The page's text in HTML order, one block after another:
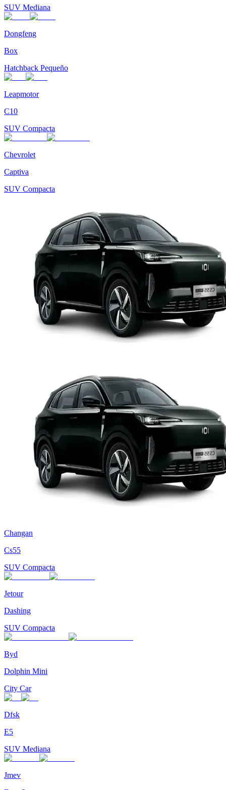
SUV Mediana
Dongfeng
Box
Hatchback Pequeño
Leapmotor
C10
SUV Compacta
Chevrolet
Captiva
SUV Compacta
Changan
Cs55
SUV Compacta
Jetour
Dashing
SUV Compacta
Byd
Dolphin Mini
City Car
Dfsk
E5
SUV Mediana
Jmev